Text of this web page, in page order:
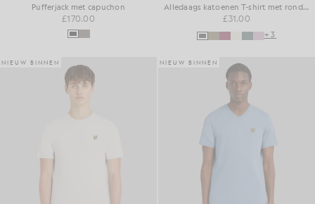
Pufferjack met capuchon
£170.00
Alledaags katoenen T-shirt met ronde hals
£31.00
+3
NIEUW BINNEN NIEUW BINNEN